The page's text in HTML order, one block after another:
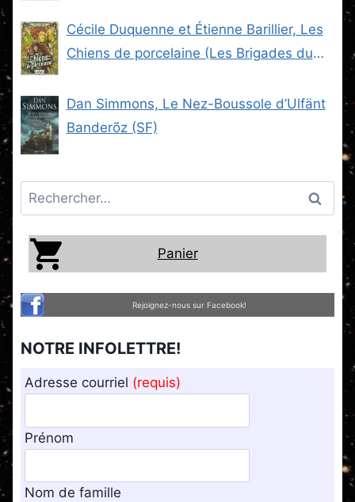
Cécile Duquenne et Étienne Barillier, Les
Chiens de porcelaine (Les Brigades du
Dan Simmons, Le Nez-Boussole d’Ulfänt
Banderõz (SF)
Rechercher :
Panier
Rejoignez-nous sur Facebook!
NOTRE INFOLETTRE!
Adresse courriel (requis)
Prénom
Nom de famille